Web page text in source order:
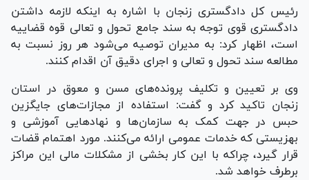
رئیس کل دادگستری زنجان با اشاره به اینکه لازمه داشتن
دادگستری قوی توجه به سند جامع تحول و تعالی قوه قضاییه
است، اظهار کرد: به مدیران توصیه می‌شود هر روز نسبت به
مطالعه سند تحول و تعالی و اجرای دقیق آن اقدام کنند.
وی بر تعیین و تکلیف پرونده‌های مسن و معوق در استان
زنجان تاکید کرد و گفت: استفاده از مجازات‌های جایگزین
حبس در جهت کمک به سازمان‌ها و نهاد‌هایی آموزشی و
بهزیستی که خدمات عمومی ارائه می‌کنند. مورد اهتمام قضات
قرار گیرد، چراکه با این کار بخشی از مشکلات مالی این مراکز
برطرف خواهد شد.